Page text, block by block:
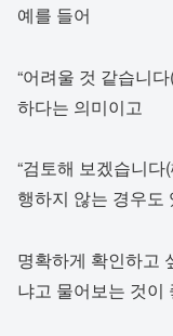
예를 들어
“어려울 것 같습니
하다는 의미이고
“검토해 보겠습니
행하지 않는 경우도
명확하게 확인하고
냐고 물어보는 것이